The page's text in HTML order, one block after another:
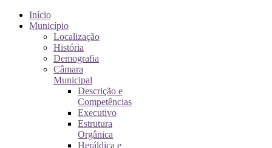
Início
Município
Localização
História
Demografia
Câmara
Municipal
Descrição e
Competências
Executivo
Estrutura
Orgânica
Heráldica e